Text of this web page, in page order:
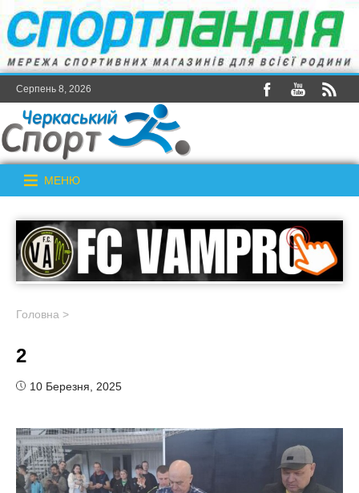
Серпень 8, 2026
МЕНЮ
Головна >
2
10 Березня, 2025